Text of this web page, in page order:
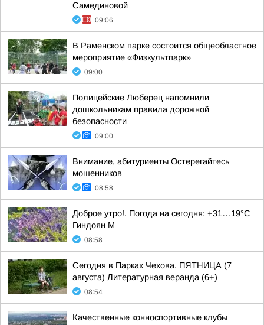
Самединовой
09:06
В Раменском парке состоится общеобластное
мероприятие «Физкультпарк»
09:00
Полицейские Люберец напомнили
дошкольникам правила дорожной
безопасности
09:00
Внимание, абитуриенты Остерегайтесь
мошенников
08:58
Доброе утро!. Погода на сегодня: +31…19°С
Гиндоян М
08:58
Сегодня в Парках Чехова. ПЯТНИЦА (7
августа) Литературная веранда (6+)
08:54
Качественные конноспортивные клубы